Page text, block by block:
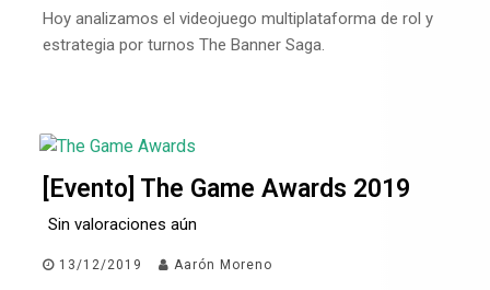
Hoy analizamos el videojuego multiplataforma de rol y
estrategia por turnos The Banner Saga.
[Evento] The Game Awards 2019
Sin valoraciones aún
13/12/2019 Aarón Moreno